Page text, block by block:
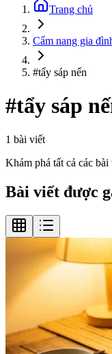
Trang chủ
Cẩm nang gia
#tẩy sáp nến
#tẩy sáp
1 bài viết
Khám phá tất cả các
Bài viết được